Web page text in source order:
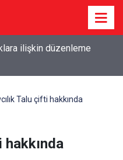
ilişkin düzenleme
Talu çifti hakkında
hakkında